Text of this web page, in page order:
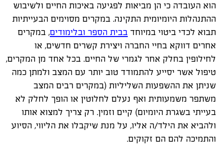
הוא העובדה כי הן מביאות לפגיעה באיכות החיים ולשיבוש
ההתנהלות היומיומית התקינה. במקרים מסוימים הבעייתיות
תבוא לכדי ביטוי במיוחד בבית הספר ובלימודים, במקרים
אחרים דווקא בחיי החברה ויצירת קשרים חדשים, או
לחילופין בחלק אחר לגמרי של החיים. בכל אחד מן המקרים,
טיפול אשר יסייע להתמודד טוב יותר עם המצב ולמתן כמה
שניתן את ההשפעות השליליות (במקרים רבים המצב
משתפר משמעותית ואף נעלם לחלוטין או הופך לחלק לא
בעייתי בשגרת היומיום) קיים וזמין. רק צריך למצוא אותו
ולהביא את הילד/ה אליו, על מנת שיקבלו את הליווי, הסיוע
והתמיכה להם הם זקוקים.